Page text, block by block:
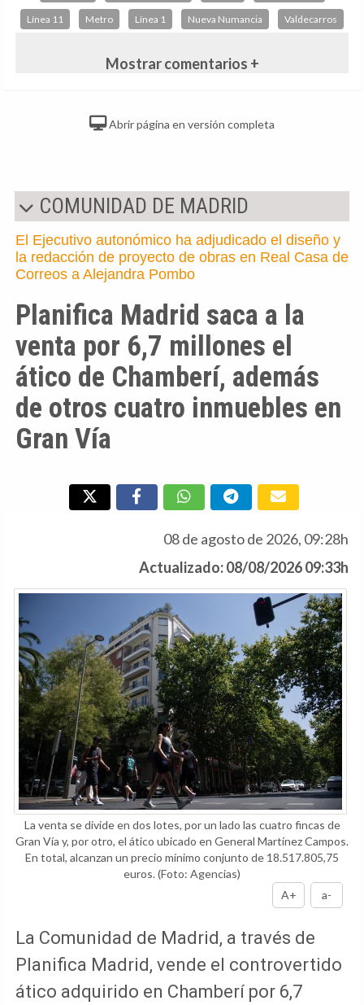
Línea 11 Metro Línea 1 Nueva Numancia Valdecarros
Mostrar comentarios +
Abrir página en versión completa
COMUNIDAD DE MADRID
El Ejecutivo autonómico ha adjudicado el diseño y
la redacción de proyecto de obras en Real Casa de
Correos a Alejandra Pombo
Planifica Madrid saca a la
venta por 6,7 millones el
ático de Chamberí, además
de otros cuatro inmuebles en
Gran Vía
08 de agosto de 2026, 09:28h
Actualizado: 08/08/2026 09:33h
La venta se divide en dos lotes, por un lado las cuatro fincas de
Gran Vía y, por otro, el ático ubicado en General Martínez Campos.
En total, alcanzan un precio mínimo conjunto de 18.517.805,75
euros.(Foto: Agencias)
A+
a-
La Comunidad de Madrid, a través de
Planifica Madrid, vende el controvertido
ático adquirido en Chamberí por 6,7